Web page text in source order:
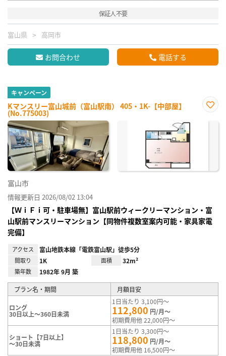
保証人不要
富山県 高岡市
お問合わせ 電話する
キャンペーン
Kマンスリー富山城前（富山駅南） 405・1K-【中部屋】
(No.775003)
に入
富山市
情報更新日 2026/08/02 13:04
【ＷｉＦｉ可・駐車場無】富山駅前ウィークリーマンション・富
山駅前マンスリーマンション【同物件複数室案内可能・家具家電
完備】
アクセス 富山地鉄本線「電鉄富山駅」徒歩5分
間取り 1K 面積 32m²
築年数 1982年 9月 築
プラン名・期間 月額目安
ロング
30日以上～360日未満
1日当たり 3,100円～
112,800 円/月～
初期費用他 22,000円～
ショート【7日以上】
～30日未満
1日当たり 3,300円～
118,800 円/月～
初期費用他 16,500円～